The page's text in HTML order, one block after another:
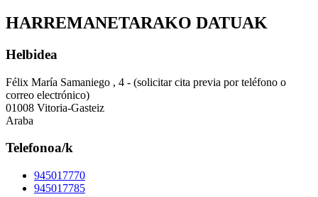
HARREMANETARAKO DATUAK
Helbidea
Félix María Samaniego , 4 - (solicitar cita previa por teléfono o
correo electrónico)
01008 Vitoria-Gasteiz
Araba
Telefonoa/k
945017770
945017785